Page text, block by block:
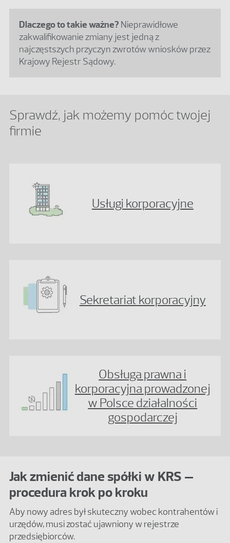
Dlaczego to takie ważne? Nieprawidłowe
zakwalifikowanie zmiany jest jedną z
najczęstszych przyczyn zwrotów wniosków przez
Krajowy Rejestr Sądowy.
Sprawdź, jak możemy pomóc twojej
firmie
Usługi korporacyjne
Sekretariat korporacyjny
Obsługa prawna i
korporacyjna prowadzonej
w Polsce działalności
gospodarczej
Jak zmienić dane spółki w KRS –
procedura krok po kroku
Aby nowy adres był skuteczny wobec kontrahentów i
urzędów, musi zostać ujawniony w rejestrze
przedsiębiorców.